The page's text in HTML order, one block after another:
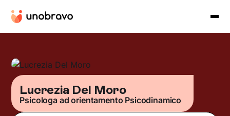
Lucrezia Del Moro
Psicologa ad orientamento Psicodinamico